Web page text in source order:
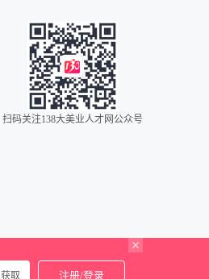
扫码关注138大美业人才网公众号
获取 注册/登录